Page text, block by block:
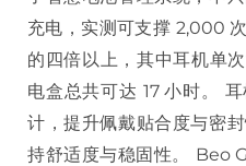
充电，实测可支撑 2,000
的四倍以上，其中耳机单
电盒总共可达 17 小时。
计，提升佩戴贴合度与密
持舒适度与稳固性。 Beo